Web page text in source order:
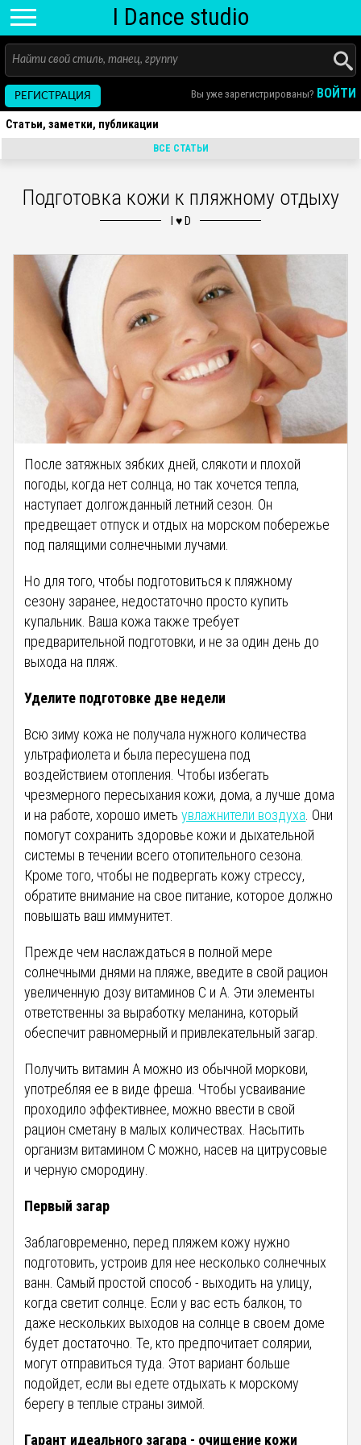
I Dance studio
Вы уже зарегистрированы? ВОЙТИ
РЕГИСТРАЦИЯ
Статьи, заметки, публикации
ВСЕ СТАТЬИ
Подготовка кожи к пляжному отдыху
После затяжных зябких дней, слякоти и плохой
погоды, когда нет солнца, но так хочется тепла,
наступает долгожданный летний сезон. Он
предвещает отпуск и отдых на морском побережье
под палящими солнечными лучами.
Но для того, чтобы подготовиться к пляжному
сезону заранее, недостаточно просто купить
купальник. Ваша кожа также требует
предварительной подготовки, и не за один день до
выхода на пляж.
Уделите подготовке две недели
Всю зиму кожа не получала нужного количества
ультрафиолета и была пересушена под
воздействием отопления. Чтобы избегать
чрезмерного пересыхания кожи, дома, а лучше дома
и на работе, хорошо иметьувлажнители воздуха . Они
помогут сохранить здоровье кожи и дыхательной
системы в течении всего отопительного сезона.
Кроме того, чтобы не подвергать кожу стрессу,
обратите внимание на свое питание, которое должно
повышать ваш иммунитет.
Прежде чем наслаждаться в полной мере
солнечными днями на пляже, введите в свой рацион
увеличенную дозу витаминов С и А. Эти элементы
ответственны за выработку меланина, который
обеспечит равномерный и привлекательный загар.
Получить витамин А можно из обычной моркови,
употребляя ее в виде фреша. Чтобы усваивание
проходило эффективнее, можно ввести в свой
рацион сметану в малых количествах. Насытить
организм витамином С можно, насев на цитрусовые
и черную смородину.
Первый загар
Заблаговременно, перед пляжем кожу нужно
подготовить, устроив для нее несколько солнечных
ванн. Самый простой способ - выходить на улицу,
когда светит солнце. Если у вас есть балкон, то
даже нескольких выходов на солнце в своем доме
будет достаточно. Те, кто предпочитает солярии,
могут отправиться туда. Этот вариант больше
подойдет, если вы едете отдыхать к морскому
берегу в теплые страны зимой.
Гарант идеального загара - очищение кожи